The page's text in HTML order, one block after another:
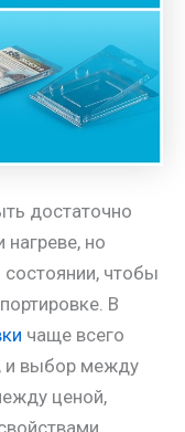
достаточно
но
чтобы
В
чаще всего
и выбор между
ценой,